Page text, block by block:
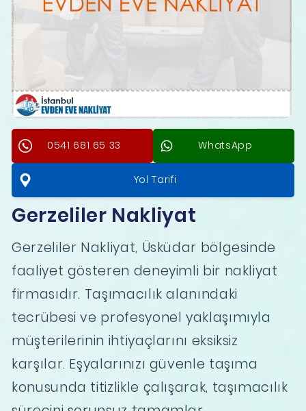
0541 681 65 33 WhatsApp
Yol Tarifi
Gerzeliler Nakliyat
Gerzeliler Nakliyat, Üsküdar bölgesinde
faaliyet gösteren deneyimli bir nakliyat
firmasıdır. Taşımacılık alanındaki
tecrübesi ve profesyonel yaklaşımıyla
müşterilerinin ihtiyaçlarını eksiksiz
karşılar. Eşyalarınızı güvenle taşıma
konusunda titizlikle çalışarak, taşımacılık